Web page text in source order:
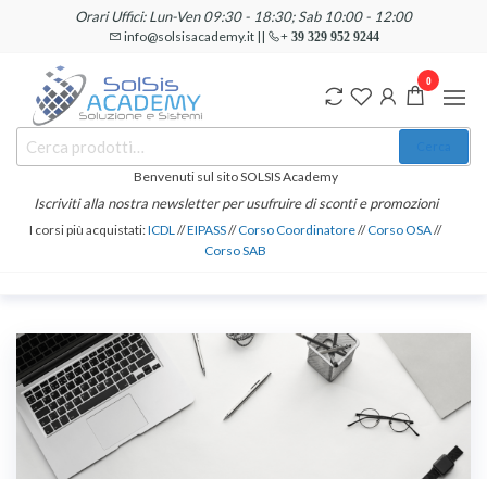
contenuto
Orari Uffici: Lun-Ven 09:30 - 18:30; Sab 10:00 - 12:00
info@solsisacademy.it || + 39 329 952 9244
SOLSIS
Academy
Corsi e
Certificazioni
Linguistiche
Benvenuti sul sito SOLSIS Academy
Iscriviti alla nostra newsletter per usufruire di sconti e promozioni
I corsi più acquistati:ICDL//EIPASS//Corso Coordinatore//Corso OSA//
Corso SAB
0